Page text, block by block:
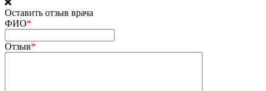
Оставить отзыв врача
ФИО*
Отзыв*